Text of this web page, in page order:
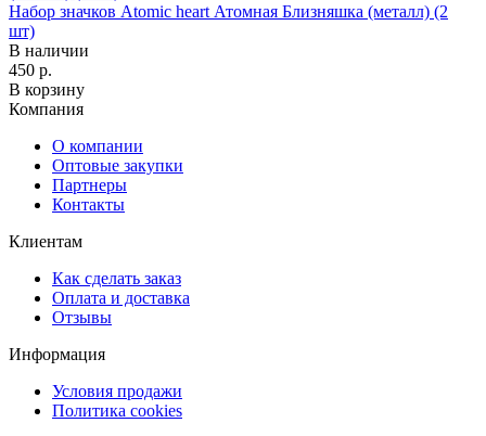
Набор значков Atomic heart Атомная Близняшка (металл) (2
шт)
В наличии
450 р.
В корзину
Компания
О компании
Оптовые закупки
Партнеры
Контакты
Клиентам
Как сделать заказ
Оплата и доставка
Отзывы
Информация
Условия продажи
Политика cookies